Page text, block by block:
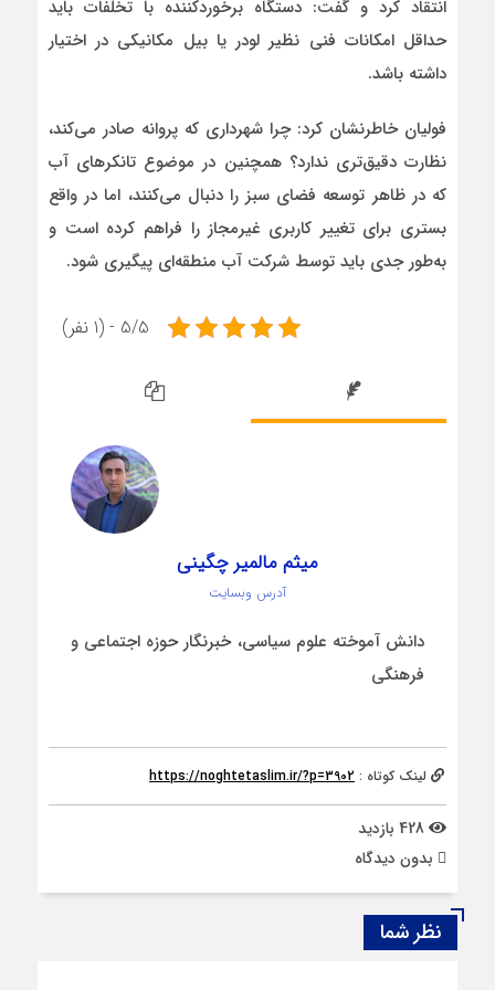
انتقاد کرد و گفت: دستگاه برخوردکننده با تخلفات باید
حداقل امکانات فنی نظیر لودر یا بیل مکانیکی در اختیار
داشته باشد.
فولیان خاطرنشان کرد: چرا شهرداری که پروانه صادر می‌کند،
نظارت دقیق‌تری ندارد؟ همچنین در موضوع تانکرهای آب
که در ظاهر توسعه فضای سبز را دنبال می‌کنند، اما در واقع
بستری برای تغییر کاربری غیرمجاز را فراهم کرده است و
به‌طور جدی باید توسط شرکت آب منطقه‌ای پیگیری شود.
5/5 - (1 نفر)
میثم مالمیر چگینی
آدرس وبسایت
دانش آموخته علوم سیاسی، خبرنگار حوزه اجتماعی و
فرهنگی
لینک کوتاه : https://noghtetaslim.ir/?p=3902
بدون دیدگاه
نظر شما